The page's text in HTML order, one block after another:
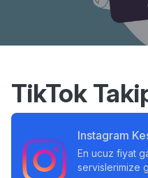
TikTok
Instagram
En ucuz fiyat
servislerimize